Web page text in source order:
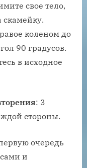
свое тело,
скамейку.
коленом до
90 градусов.
в исходное
: 3
стороны.
очередь
и